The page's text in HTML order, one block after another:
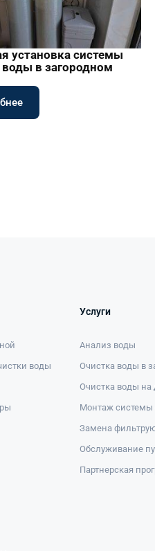
установка системы
воды в загородном
воды
Услуги
Анализ воды
Очистка воды в
Очистка воды на
Монтаж системы
Замена
Обслуживание
Партнерская